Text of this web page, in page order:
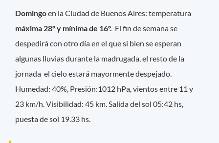
Domingoen la Ciudad de Buenos Aires: temperatura
máxima 28º y mínima de 16º. El fin de semana se
despedirá con otro día en el que si bien se esperan
algunas lluvias durante la madrugada, el resto de la
jornada el cielo estará mayormente despejado.
Humedad: 40%, Presión:1012 hPa, vientos entre 11 y
23 km/h. Visibilidad: 45 km. Salida del sol 05:42 hs,
puesta de sol 19.33 hs.